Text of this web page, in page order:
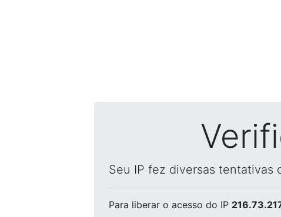
Seu IP fez diversas tentativas
Para liberar o acesso do IP